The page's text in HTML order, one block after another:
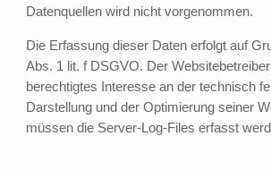
Datenquellen wird nicht vorgenommen.
Die Erfassung dieser Daten erfolgt auf
Abs. 1 lit. f DSGVO. Der
berechtigtes Interesse an der technisch
Darstellung und der Optimierung seiner
müssen die Server-Log-Files erfasst